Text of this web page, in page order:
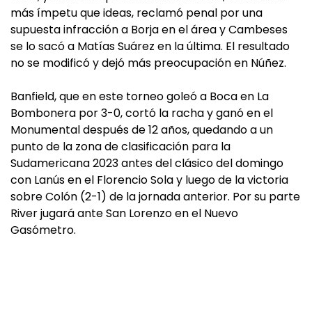
más ímpetu que ideas, reclamó penal por una
supuesta infracción a Borja en el área y Cambeses
se lo sacó a Matías Suárez en la última. El resultado
no se modificó y dejó más preocupación en Núñez.
Banfield, que en este torneo goleó a Boca en La
Bombonera por 3-0, cortó la racha y ganó en el
Monumental después de 12 años, quedando a un
punto de la zona de clasificación para la
Sudamericana 2023 antes del clásico del domingo
con Lanús en el Florencio Sola y luego de la victoria
sobre Colón (2-1) de la jornada anterior. Por su parte
River jugará ante San Lorenzo en el Nuevo
Gasómetro.